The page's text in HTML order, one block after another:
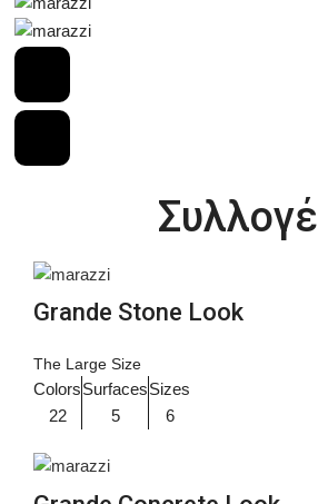
Grande Stone Look
The Large Size
Colors
22
Surfaces
5
Sizes
6